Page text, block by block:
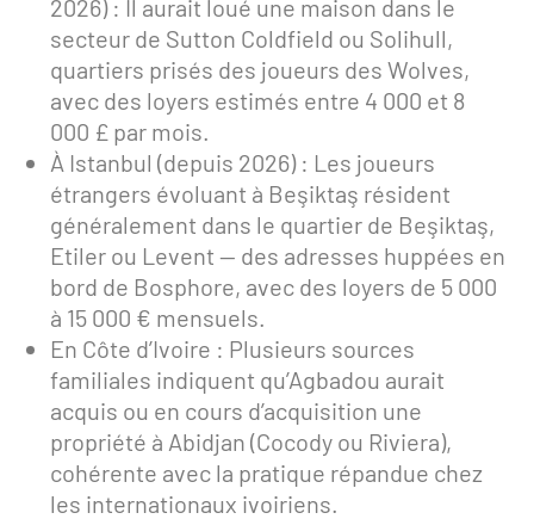
2026) : Il aurait loué une maison dans le
secteur de Sutton Coldfield ou Solihull,
quartiers prisés des joueurs des Wolves,
avec des loyers estimés entre 4 000 et 8
000 £ par mois.
À Istanbul (depuis 2026) : Les joueurs
étrangers évoluant à Beşiktaş résident
généralement dans le quartier de Beşiktaş,
Etiler ou Levent — des adresses huppées en
bord de Bosphore, avec des loyers de 5 000
à 15 000 € mensuels.
En Côte d’Ivoire : Plusieurs sources
familiales indiquent qu’Agbadou aurait
acquis ou en cours d’acquisition une
propriété à Abidjan (Cocody ou Riviera),
cohérente avec la pratique répandue chez
les internationaux ivoiriens.